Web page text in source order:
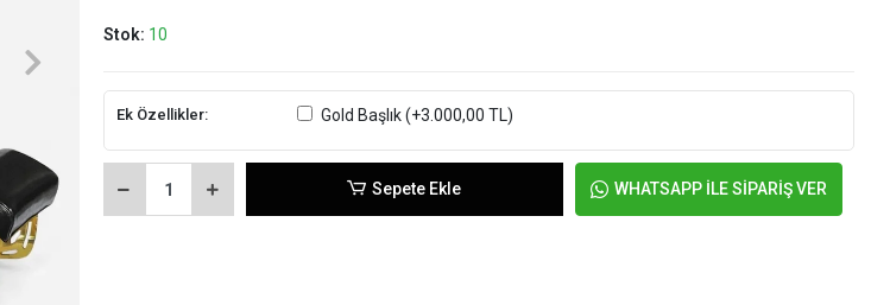
Stok: 10
Ek Özellikler: Gold Başlık(+3.000,00 TL)
Sepete Ekle WHATSAPP İLE SİPARİŞ VER